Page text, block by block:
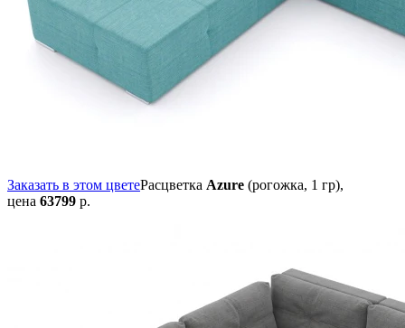
Заказать в этом цветеРасцветка Azure (рогожка, 1 гр),
цена 63799 р.